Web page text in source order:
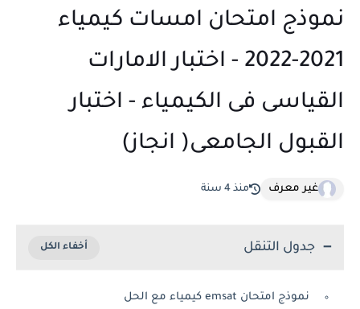
نموذج امتحان امسات كيمياء
2021-2022 - اختبار الامارات
القياسى فى الكيمياء - اختبار
القبول الجامعى( انجاز)
غير معرف منذ 4 سنة
جدول التنقل
نموذج امتحان emsat كيمياء مع الحل